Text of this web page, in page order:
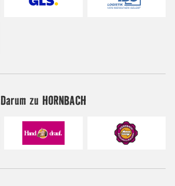
Darum zu HORNBACH